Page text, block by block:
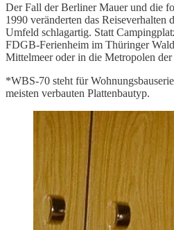
Der Fall der Berliner Mauer und die
1990 veränderten das Reiseverhalten
Umfeld schlagartig. Statt
FDGB-Ferienheim im Thüringer
Mittelmeer oder in die Metropolen
*WBS-70 steht für
meisten verbauten Plattenbautyp.